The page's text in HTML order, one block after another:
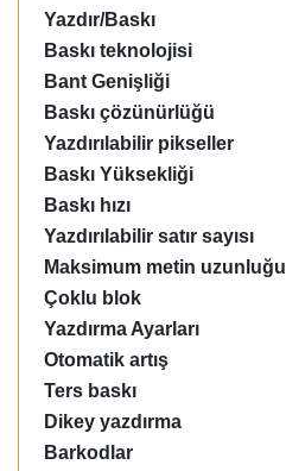
Yazdır/Baskı
Baskı teknolojisi
Bant Genişliği
Baskı çözünürlüğü
Yazdırılabilir pikseller
Baskı Yüksekliği
Baskı hızı
Yazdırılabilir satır sayısı
Maksimum metin uzunluğu
Çoklu blok
Yazdırma Ayarları
Otomatik artış
Ters baskı
Dikey yazdırma
Barkodlar